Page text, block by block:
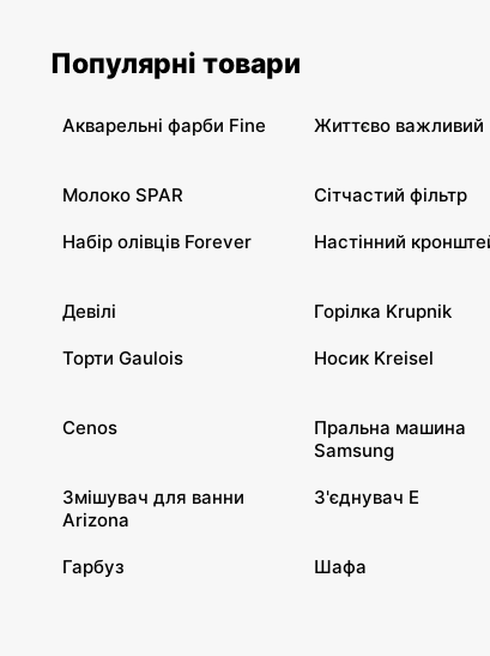
Популярні товари
Акварельні фарби Fine Життєво важливий
Молоко SPAR Сітчастий фільтр
Набір олівців Forever Настінний
Девілі Горілка Krupnik
Торти Gaulois Носик Kreisel
Cenos
Пральна машина
Samsung
Змішувач для ванни
Arizona
З'єднувач E
Гарбуз Шафа